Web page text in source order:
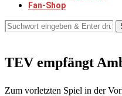
Fan-Shop
TEV empfängt
Zum vorletzten Spiel in der